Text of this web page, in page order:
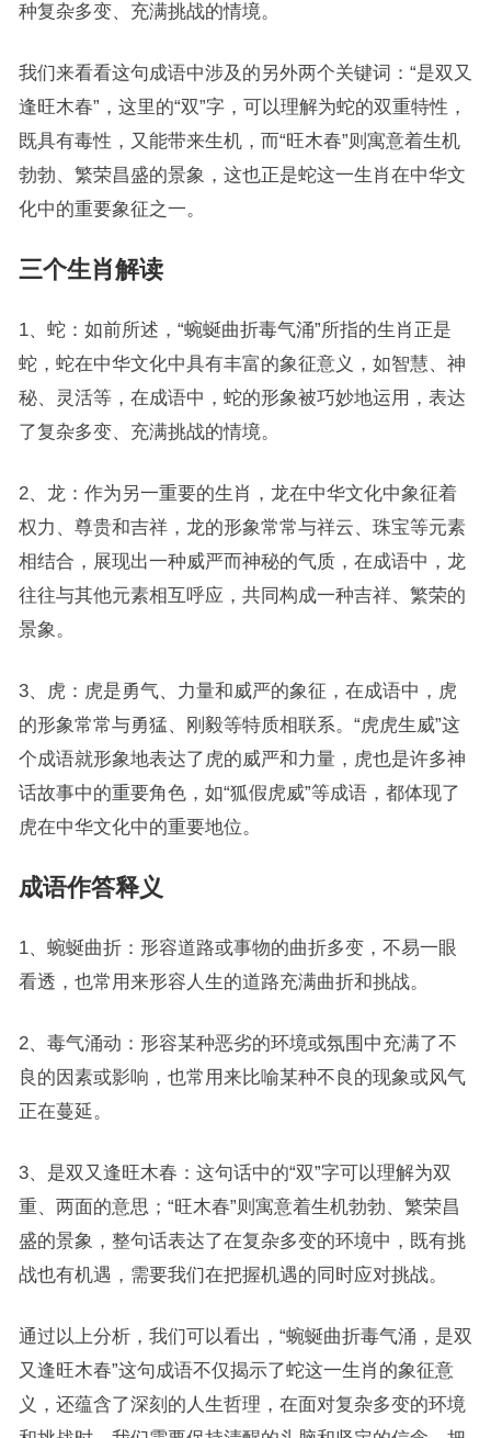
种复杂多变、充满挑战的情境。
我们来看看这句成语中涉及的另外两个关键词：“是双又
逢旺木春”，这里的“双”字，可以理解为蛇的双重特性，
既具有毒性，又能带来生机，而“旺木春”则寓意着生机
勃勃、繁荣昌盛的景象，这也正是蛇这一生肖在中华文
化中的重要象征之一。
三个生肖解读
1、蛇：如前所述，“蜿蜒曲折毒气涌”所指的生肖正是
蛇，蛇在中华文化中具有丰富的象征意义，如智慧、神
秘、灵活等，在成语中，蛇的形象被巧妙地运用，表达
了复杂多变、充满挑战的情境。
2、龙：作为另一重要的生肖，龙在中华文化中象征着
权力、尊贵和吉祥，龙的形象常常与祥云、珠宝等元素
相结合，展现出一种威严而神秘的气质，在成语中，龙
往往与其他元素相互呼应，共同构成一种吉祥、繁荣的
景象。
3、虎：虎是勇气、力量和威严的象征，在成语中，虎
的形象常常与勇猛、刚毅等特质相联系。“虎虎生威”这
个成语就形象地表达了虎的威严和力量，虎也是许多神
话故事中的重要角色，如“狐假虎威”等成语，都体现了
虎在中华文化中的重要地位。
成语作答释义
1、蜿蜒曲折：形容道路或事物的曲折多变，不易一眼
看透，也常用来形容人生的道路充满曲折和挑战。
2、毒气涌动：形容某种恶劣的环境或氛围中充满了不
良的因素或影响，也常用来比喻某种不良的现象或风气
正在蔓延。
3、是双又逢旺木春：这句话中的“双”字可以理解为双
重、两面的意思；“旺木春”则寓意着生机勃勃、繁荣昌
盛的景象，整句话表达了在复杂多变的环境中，既有挑
战也有机遇，需要我们在把握机遇的同时应对挑战。
通过以上分析，我们可以看出，“蜿蜒曲折毒气涌，是双
又逢旺木春”这句成语不仅揭示了蛇这一生肖的象征意
义，还蕴含了深刻的人生哲理，在面对复杂多变的环境